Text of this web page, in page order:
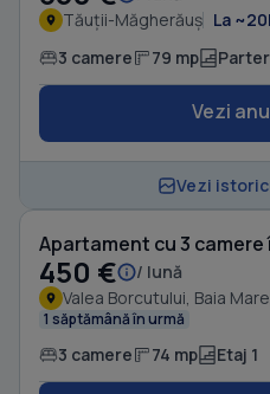
Tăuții-Măgherăuș La
3 camere 79 mp Parter
Vezi
Vezi
Apartament cu 3 camere
450 € / lună
Valea Borcutului, Baia Mare
1 săptămână în urmă
3 camere 74 mp Etaj 1